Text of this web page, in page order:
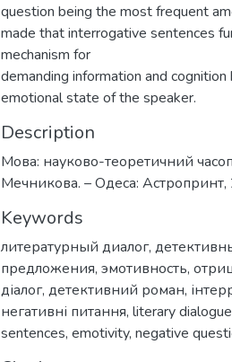
question being the most frequent
made that interrogative sentences
mechanism for
demanding information and
emotional state of the speaker.
Description
Мова: науково-теоретичний
Мечникова. – Одеса: Астропринт,
Keywords
литературный диалог,
предложения, эмотивность,
діалог, детективний роман,
негативні питання, literary dialogue
sentences, emotivity, negative